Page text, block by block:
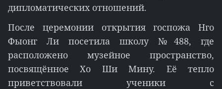
дипломатических отношений.
После церемонии открытия госпожа Нго
Фыонг Ли посетила школу №488, где
расположено музейное пространство,
посвящённое Хо Ши Мину. Её тепло
приветствовали ученики с